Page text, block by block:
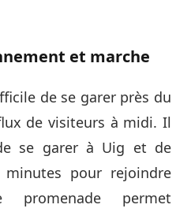
et marche
de se garer près du
de visiteurs à midi. Il
se garer à Uig et de
pour rejoindre
promenade permet